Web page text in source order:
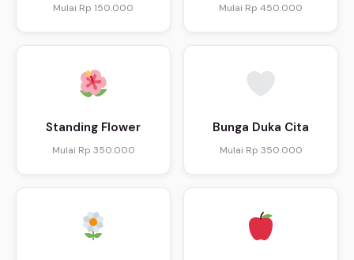
Mulai Rp 150.000 Mulai Rp 450.000
Standing Flower
Mulai Rp 350.000
Bunga Duka Cita
Mulai Rp 350.000